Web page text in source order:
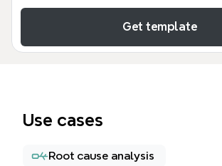
Get template
Use cases
Root cause analysis